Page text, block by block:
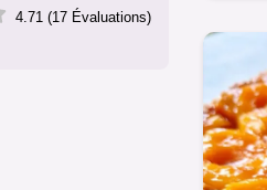
4.71 (17 Évaluations)